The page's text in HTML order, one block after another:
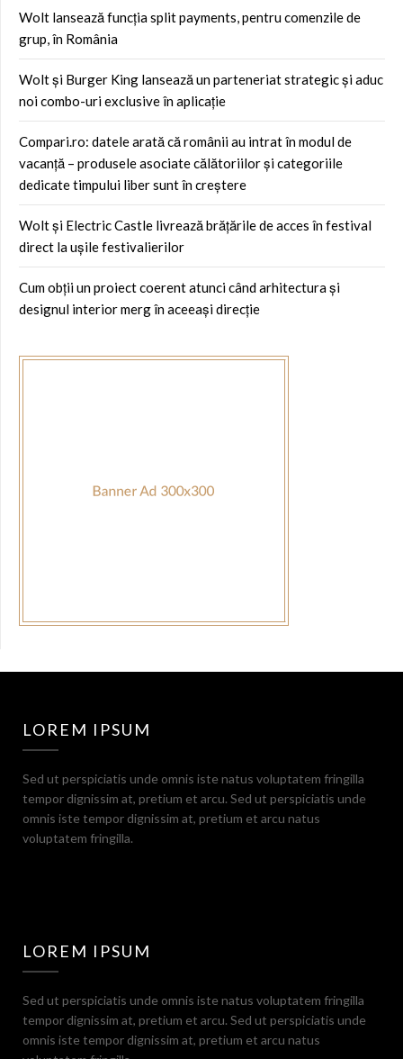
Wolt lansează funcția split payments, pentru comenzile de
grup, în România
Wolt și Burger King lansează un parteneriat strategic și aduc
noi combo-uri exclusive în aplicație
Compari.ro: datele arată că românii au intrat în modul de
vacanță – produsele asociate călătoriilor și categoriile
dedicate timpului liber sunt în creștere
Wolt și Electric Castle livrează brățările de acces în festival
direct la ușile festivalierilor
Cum obții un proiect coerent atunci când arhitectura și
designul interior merg în aceeași direcție
LOREM IPSUM
Sed ut perspiciatis unde omnis iste natus voluptatem fringilla
tempor dignissim at, pretium et arcu. Sed ut perspiciatis unde
omnis iste tempor dignissim at, pretium et arcu natus
voluptatem fringilla.
LOREM IPSUM
Sed ut perspiciatis unde omnis iste natus voluptatem fringilla
tempor dignissim at, pretium et arcu. Sed ut perspiciatis unde
omnis iste tempor dignissim at, pretium et arcu natus